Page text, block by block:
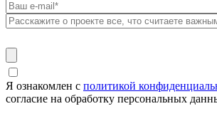
Я ознакомлен с политикой
согласие на обработку персональных